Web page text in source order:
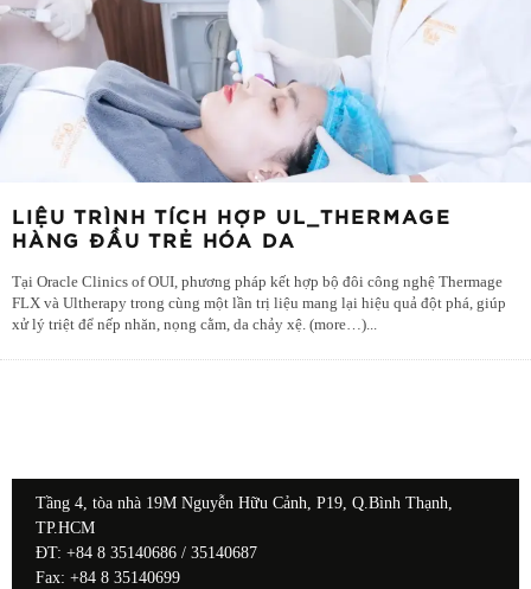
LIỆU TRÌNH TÍCH HỢP UL_THERMAGE
HÀNG ĐẦU TRẺ HÓA DA
Tại Oracle Clinics of OUI, phương pháp kết hợp bộ đôi công nghệ Thermage
FLX và Ultherapy trong cùng một lần trị liệu mang lại hiệu quả đột phá, giúp
xử lý triệt để nếp nhăn, nọng cằm, da chảy xệ. (more…)...
Tầng 4, tòa nhà 19M Nguyễn Hữu Cảnh, P19, Q.Bình Thạnh,
TP.HCM
ĐT: +84 8 35140686 / 35140687
Fax: +84 8 35140699